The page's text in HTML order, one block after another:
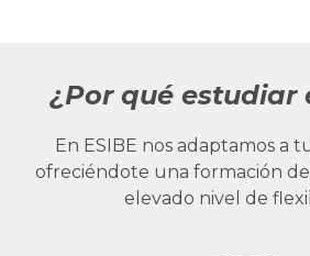
¿Por qué estudiar
En ESIBE nos adaptamos a
ofreciéndote una formación
elevado nivel de